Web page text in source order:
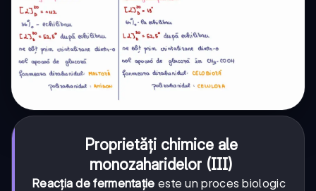
Proprietăți chimice ale
monozaharidelor (III)
Reacția de fermentație este un proces biologic